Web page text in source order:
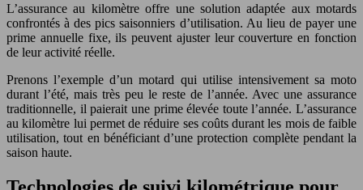
L’assurance au kilomètre offre une solution adaptée aux motards
confrontés à des pics saisonniers d’utilisation. Au lieu de payer une
prime annuelle fixe, ils peuvent ajuster leur couverture en fonction
de leur activité réelle.
Prenons l’exemple d’un motard qui utilise intensivement sa moto
durant l’été, mais très peu le reste de l’année. Avec une assurance
traditionnelle, il paierait une prime élevée toute l’année. L’assurance
au kilomètre lui permet de réduire ses coûts durant les mois de faible
utilisation, tout en bénéficiant d’une protection complète pendant la
saison haute.